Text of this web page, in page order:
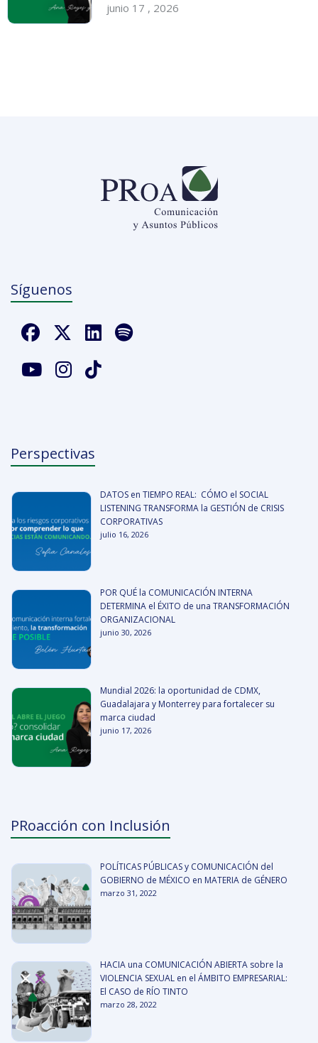
junio 17 , 2026
Síguenos
Perspectivas
DATOS en TIEMPO REAL: CÓMO el SOCIAL
LISTENING TRANSFORMA la GESTIÓN de CRISIS
CORPORATIVAS
julio 16, 2026
POR QUÉ la COMUNICACIÓN INTERNA
DETERMINA el ÉXITO de una TRANSFORMACIÓN
ORGANIZACIONAL
junio 30, 2026
Mundial 2026: la oportunidad de CDMX,
Guadalajara y Monterrey para fortalecer su
marca ciudad
junio 17, 2026
PRoacción con Inclusión
POLÍTICAS PÚBLICAS y COMUNICACIÓN del
GOBIERNO de MÉXICO en MATERIA de GÉNERO
marzo 31, 2022
HACIA una COMUNICACIÓN ABIERTA sobre la
VIOLENCIA SEXUAL en el ÁMBITO EMPRESARIAL:
El CASO de RÍO TINTO
marzo 28, 2022